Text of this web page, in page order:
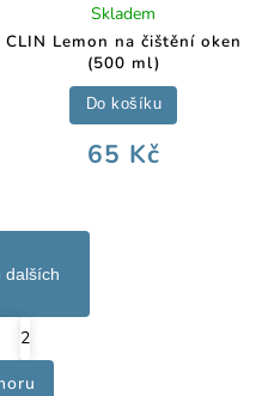
CLIN Lemon na čištění oken
(500 ml)
Skladem
65 Kč
Do košíku
dalších
2